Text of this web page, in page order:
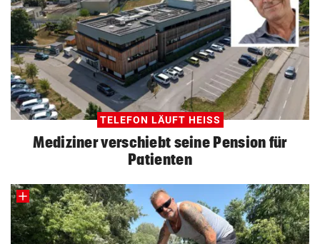
TELEFON LÄUFT HEISS
Mediziner verschiebt seine Pension für
Patienten